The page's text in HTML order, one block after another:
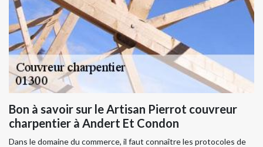
Bon à savoir sur le Artisan Pierrot couvreur
charpentier à Andert Et Condon
Dans le domaine du commerce, il faut connaître les protocoles de